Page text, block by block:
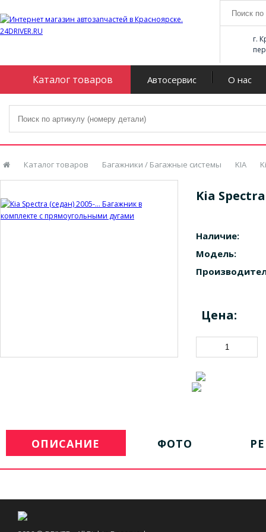
г.
Каталог товаров Автосервис О нас
Каталог товаров Багажники / Багажные системы KIA
Kia
Наличие:
Модель:
Цена:
ОПИСАНИЕ ФОТО